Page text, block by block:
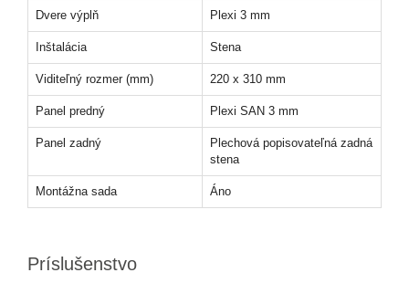
Dvere výplň Plexi 3 mm
Inštalácia Stena
Viditeľný rozmer (mm) 220 x 310 mm
Panel predný Plexi SAN 3 mm
Panel zadný
Plechová popisovateľná zadná
stena
Montážna sada Áno
Príslušenstvo